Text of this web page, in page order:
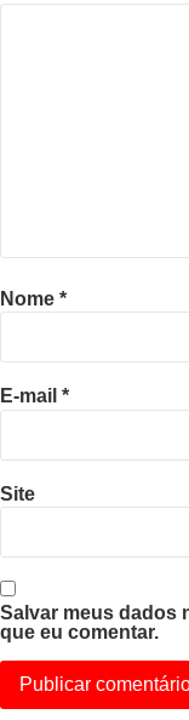
Nome *
E-mail *
Site
Salvar meus dados
que eu comentar.